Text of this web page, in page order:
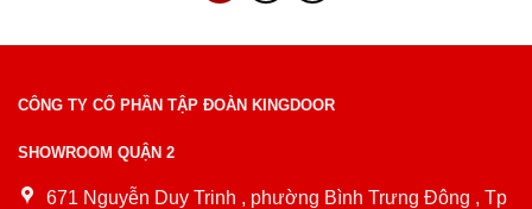
CÔNG TY CỔ PHẦN TẬP ĐOÀN KINGDOOR
SHOWROOM QUẬN 2
671 Nguyễn Duy Trinh , phường Bình Trưng Đông , Tp